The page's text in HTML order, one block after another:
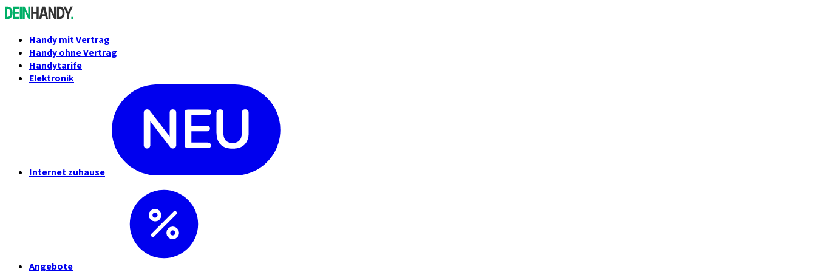
Handy mit Vertrag
Handy ohne Vertrag
Handytarife
Elektronik
Internet zuhause
Angebote